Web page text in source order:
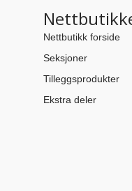
Nettbutikk forside
Seksjoner
Tilleggsprodukter
Ekstra deler